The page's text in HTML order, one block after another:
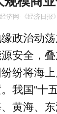
济网-《经济日报》
政治动
安全，
纷将海
我国“十
黄海、